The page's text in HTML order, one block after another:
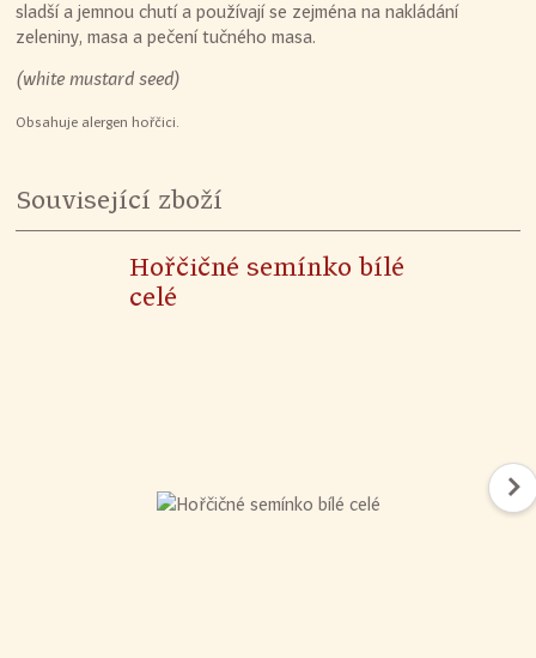
sladší a jemnou chutí a používají se zejména na nakládání
zeleniny, masa a pečení tučného masa.
(white mustard seed)
Obsahuje alergen hořčici.
Související zboží
Hořčičné semínko bílé
celé